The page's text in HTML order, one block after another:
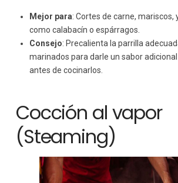
Mejor para: Cortes de carne,
como calabacín o espárragos.
Consejo: Precalienta la parrilla
marinados para darle un sabor
antes de cocinarlos.
Cocción al vapor
(Steaming)